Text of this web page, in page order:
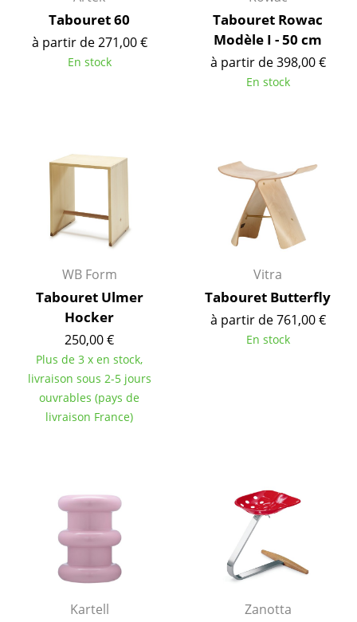
Tables enfants
Table de jardin
... voir toutes les tables
Rangements
Étagères & Armoires
Bibliothèques
Buffets & Commodes
Meubles TV
Caissons roulants et Meubles d’appoint
Meubles de bar
Pièces détachées
... voir tous les rangements
Luminaires
Suspensions & Plafonniers
Tabouret 60
à partir de 271,00 €
En stock
Tabouret Rowac
Modèle I - 50 cm
à partir de 398,00 €
En stock
WB Form
Tabouret Ulmer
Hocker
250,00 €
Plus de 3 x en stock,
livraison sous 2-5 jours
ouvrables (pays de
livraison France)
Vitra
Tabouret Butterfly
à partir de 761,00 €
En stock
Kartell Zanotta